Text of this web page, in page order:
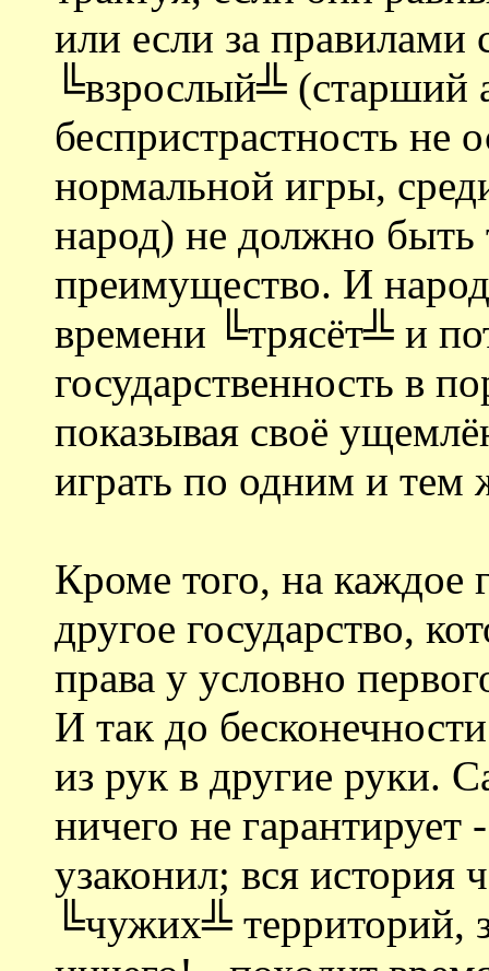
или если за правилами
╚взрослый╩ (старший
беспристрастность не
нормальной игры,
народ) не должно быть
преимущество. И
времени ╚трясёт╩ и
государственность в
показывая своё
играть по одним и тем
Кроме того, на каждое
другое государство,
права у условно
И так до
из рук в другие руки.
ничего не
узаконил; вся история
╚чужих╩ территорий,